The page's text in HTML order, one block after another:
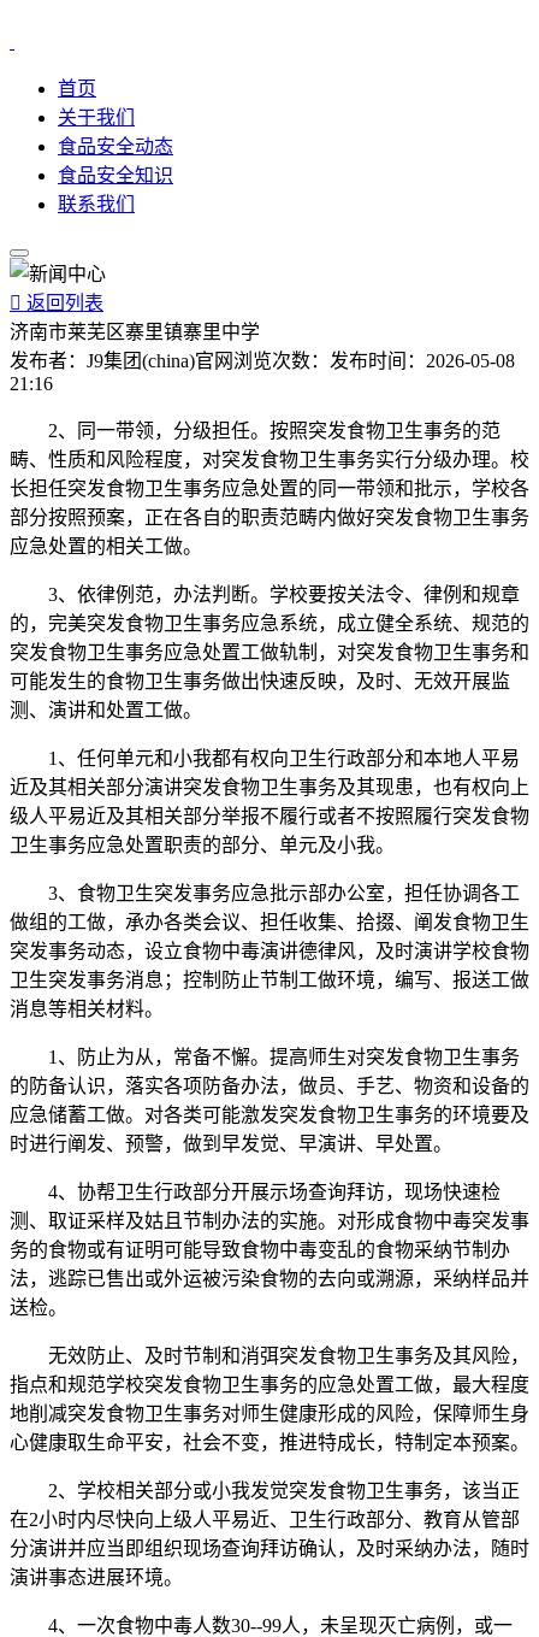
首页
关于我们
食品安全动态
食品安全知识
联系我们
 返回列表
济南市莱芜区寨里镇寨里中学
发布者： J9集团(china)官网 浏览次数： 发布时间： 2026-05-08
21:16
2、同一带领，分级担任。按照突发食物卫生事务的范
畴、性质和风险程度，对突发食物卫生事务实行分级办理。校
长担任突发食物卫生事务应急处置的同一带领和批示，学校各
部分按照预案，正在各自的职责范畴内做好突发食物卫生事务
应急处置的相关工做。
3、依律例范，办法判断。学校要按关法令、律例和规章
的，完美突发食物卫生事务应急系统，成立健全系统、规范的
突发食物卫生事务应急处置工做轨制，对突发食物卫生事务和
可能发生的食物卫生事务做出快速反映，及时、无效开展监
测、演讲和处置工做。
1、任何单元和小我都有权向卫生行政部分和本地人平易
近及其相关部分演讲突发食物卫生事务及其现患，也有权向上
级人平易近及其相关部分举报不履行或者不按照履行突发食物
卫生事务应急处置职责的部分、单元及小我。
3、食物卫生突发事务应急批示部办公室，担任协调各工
做组的工做，承办各类会议、担任收集、拾掇、阐发食物卫生
突发事务动态，设立食物中毒演讲德律风，及时演讲学校食物
卫生突发事务消息；控制防止节制工做环境，编写、报送工做
消息等相关材料。
1、防止为从，常备不懈。提高师生对突发食物卫生事务
的防备认识，落实各项防备办法，做员、手艺、物资和设备的
应急储蓄工做。对各类可能激发突发食物卫生事务的环境要及
时进行阐发、预警，做到早发觉、早演讲、早处置。
4、协帮卫生行政部分开展示场查询拜访，现场快速检
测、取证采样及姑且节制办法的实施。对形成食物中毒突发事
务的食物或有证明可能导致食物中毒变乱的食物采纳节制办
法，逃踪已售出或外运被污染食物的去向或溯源，采纳样品并
送检。
无效防止、及时节制和消弭突发食物卫生事务及其风险，
指点和规范学校突发食物卫生事务的应急处置工做，最大程度
地削减突发食物卫生事务对师生健康形成的风险，保障师生身
心健康取生命平安，社会不变，推进特成长，特制定本预案。
2、学校相关部分或小我发觉突发食物卫生事务，该当正
在2小时内尽快向上级人平易近、卫生行政部分、教育从管部
分演讲并应当即组织现场查询拜访确认，及时采纳办法，随时
演讲事态进展环境。
4、一次食物中毒人数30--99人，未呈现灭亡病例，或一